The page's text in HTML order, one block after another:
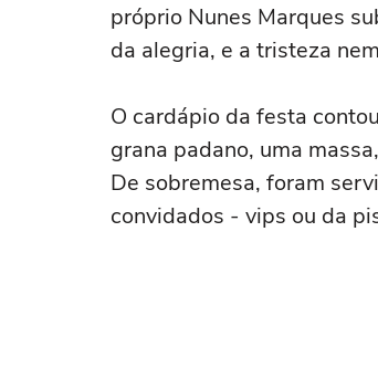
próprio Nunes Marques
da alegria, e a tristeza
O cardápio da festa
grana padano, uma
De sobremesa, foram
convidados - vips ou da